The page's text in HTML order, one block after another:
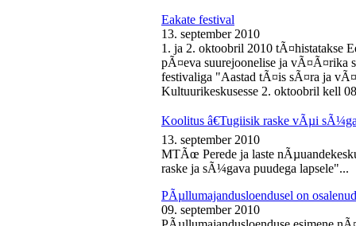
Eakate festival
13. september 2010
1. ja 2. oktoobril 2010 tÃ¤histatakse
pÃ¤eva suurejoonelise ja vÃ¤Ã¤rika
festivaliga "Aastad tÃ¤is sÃ¤ra ja
Kultuurikeskusesse 2. oktoobril kell
Koolitus â€Tugiisik raske vÃµi
13. september 2010
MTÃœ Perede ja laste
raske ja sÃ¼gava puudega lapsele"...
PÃµllumajandusloendusel on
09. september 2010